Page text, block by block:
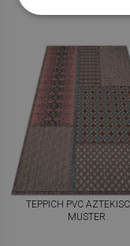
TEPPICH PVC
MUSTER